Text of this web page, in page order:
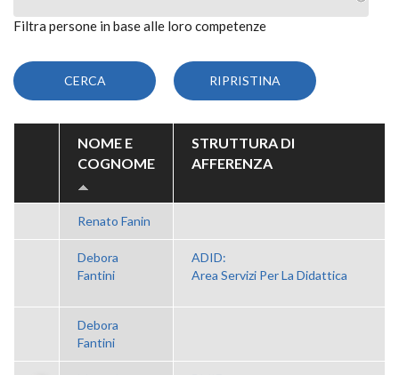
Filtra persone in base alle loro competenze
NOME E
COGNOME
STRUTTURA DI
AFFERENZA
Renato Fanin
Debora
Fantini
ADID:
Area Servizi Per La Didattica
Debora
Fantini